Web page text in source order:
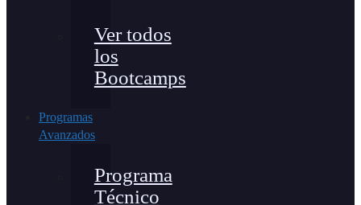
Ver todos
los
Bootcamps
Programas
Avanzados
Programa
Técnico